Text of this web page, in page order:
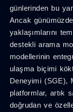
günlerinden bu
Ancak
yaklaşımlarını
destekli arama
modellerinin
ulaşma biçimi
Deneyimi (SGE),
platformlar, artık
doğrudan ve